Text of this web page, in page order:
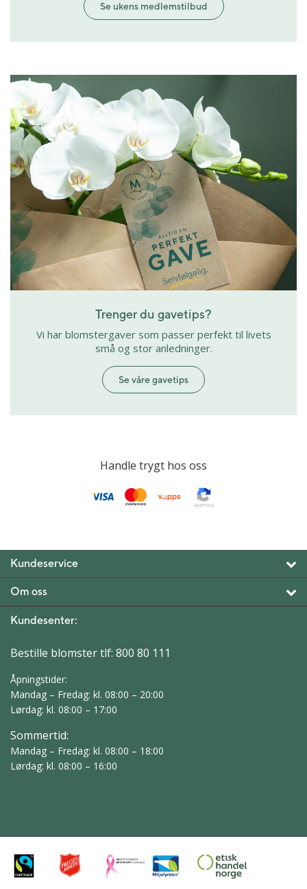
Se ukens medlemstilbud
Trenger du gavetips?
Vi har blomstergaver som passer perfekt til livets
små og stor anledninger.
Se våre gavetips
Handle trygt hos oss
Kundeservice
Om oss
Kundesenter:
Bestille blomster tlf: 800 80 111
Åpningstider:
Mandag – Fredag: kl. 08:00 – 20:00
Lørdag: kl. 08:00 – 17:00
Sommertid:
Mandag – Fredag: kl. 08:00 – 18:00
Lørdag: kl. 08:00 – 16:00